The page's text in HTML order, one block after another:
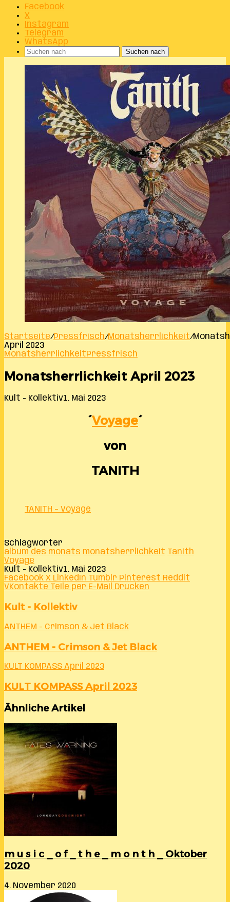
Facebook
X
Instagram
Telegram
WhatsApp
Suchen nach
Startseite/Pressfrisch/Monatsherrlichkeit/
April 2023
MonatsherrlichkeitPressfrisch
Monatsherrlichkeit April 2023
Kult - Kollektiv1. Mai 2023
´Voyage´
von
TANITH
TANITH – Voyage
Schlagwörter
album des monats monatsherrlichkeit Tanith
Voyage
Kult - Kollektiv1. Mai 2023
Facebook X LinkedIn Tumblr Pinterest Reddit
VKontakte Teile per E-Mail Drucken
Kult - Kollektiv
ANTHEM - Crimson & Jet Black
ANTHEM - Crimson & Jet Black
KULT KOMPASS April 2023
KULT KOMPASS April 2023
Ähnliche Artikel
m u s i c _ o f _ t h e _ m o n t h _ Oktober
2020
4. November 2020